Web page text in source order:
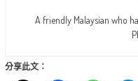
A friendly Malaysian who
分享此文：